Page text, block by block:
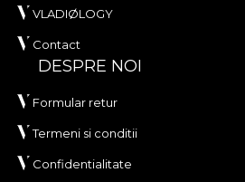
VLADIØLOGY
Contact
DESPRE NOI
Formular retur
Termeni si conditii
Confidentialitate